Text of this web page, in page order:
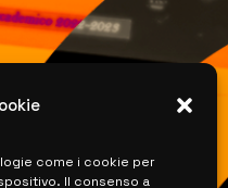
come i cookie per
Il consenso a